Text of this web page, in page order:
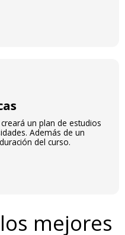
un plan de estudios
Además de un
del curso.
mejores